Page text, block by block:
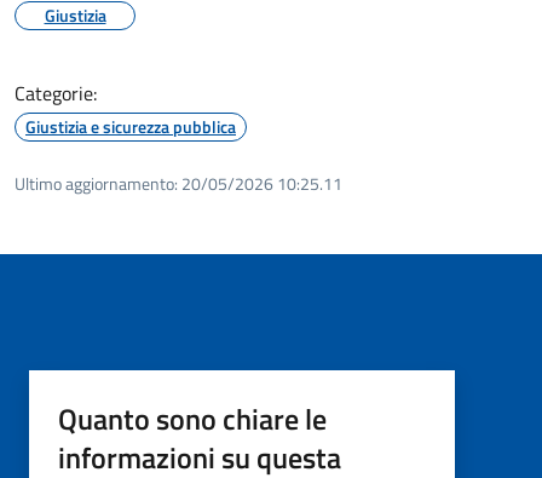
Giustizia
Categorie:
Giustizia e sicurezza pubblica
Ultimo aggiornamento: 20/05/2026 10:25.11
Quanto sono chiare le
informazioni su questa